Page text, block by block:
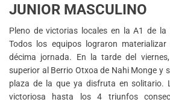
JUNIOR MASCULINO
Pleno de victorias locales en la A1 de la
Todos los equipos lograron
décima jornada. En la tarde del
superior al Berrio Otxoa de Nahi Monge y
plaza de la que ya disfruta en solitario.
victoriosa hasta los 4 triunfos